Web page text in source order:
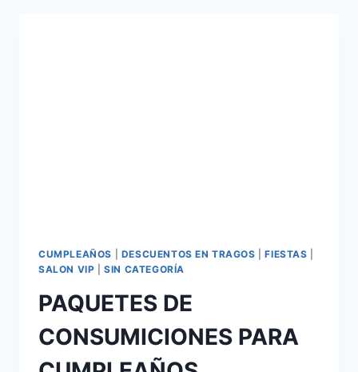
CUMPLEAÑOS DESCUENTOS EN TRAGOS |FIESTAS
SALON VIP |SIN CATEGORÍA
PAQUETES DE
CONSUMICIONES PARA